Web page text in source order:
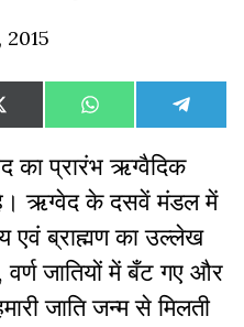
Share
on
X
(Twitter)
Share
on
WhatsAppShare
on
का प्रारंभ ऋग्वैदिक
ऋग्वेद के दसवें मंडल में
एवं ब्राह्मण का उल्लेख
जातियों में बँट गए और
जाति जन्म से मिलती